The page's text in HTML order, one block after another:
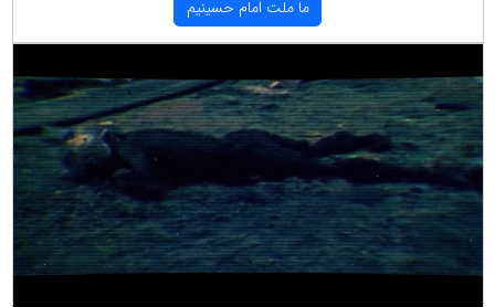
ما ملت امام حسینیم